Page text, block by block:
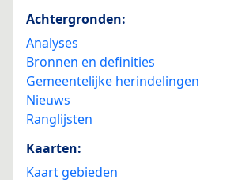
Achtergronden:
Analyses
Bronnen en definities
Gemeentelijke herindelingen
Nieuws
Ranglijsten
Kaarten:
Kaart gebieden